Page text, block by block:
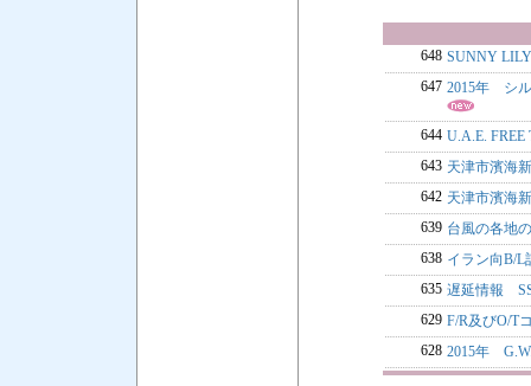
648 SUNNY
647 2015年 シル
644 U.A.E.
643 天津市濱海
642 天津市濱海
639 台風の各地
638 イラン向B/L
635 遅延情報
629 F/R及びO/T
628 2015年